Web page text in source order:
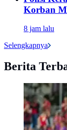
Korban
8 jam lalu
Selengkapnya
Berita